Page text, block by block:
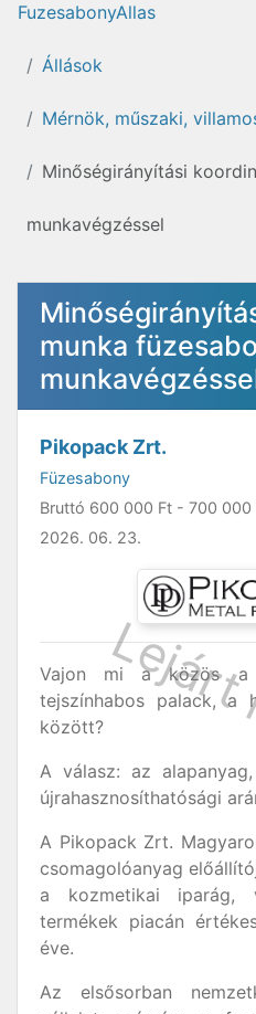
FuzesabonyAllas
Állások
Mérnök, műszaki,
Minőségirányítási
munkavégzéssel
munka
Pikopack Zrt.
Füzesabony
Bruttó 600 000 Ft - 700 000
2026. 06. 23.
Vajon mi a közös a
tejszínhabos palack, a
között?
A válasz: az
újrahasznosíthatósági
A Pikopack Zrt.
csomagolóanyag
a kozmetikai iparág,
termékek piacán
éve.
Az elsősorban